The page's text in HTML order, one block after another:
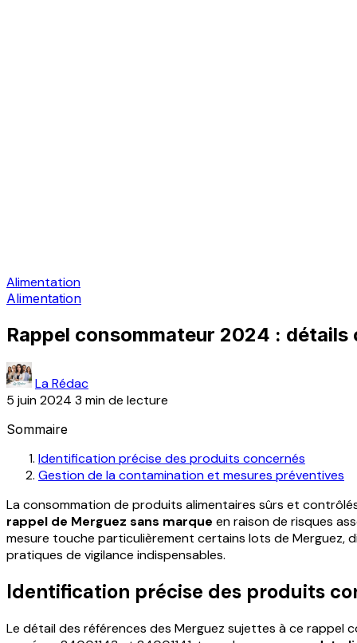
Alimentation
Alimentation
Rappel consommateur 2024 :
La Rédac
5 juin 2024 3 min de lecture
Sommaire
Identification précise des produits concernés
Gestion de la contamination et mesures préventives
La consommation de produits alimentaires sûrs et
rappel de Merguez sans marque en raison de risques
mesure touche particulièrement certains lots de
pratiques de vigilance indispensables.
Identification précise des produits
Le détail des références des Merguez sujettes à ce